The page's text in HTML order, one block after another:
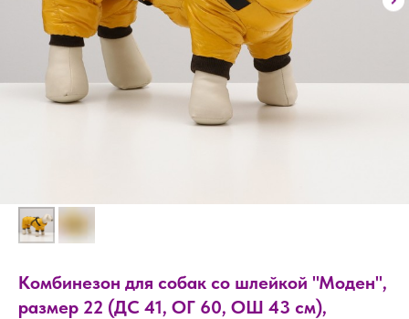
Комбинезон для собак со шлейкой "Моден",
размер 22 (ДС 41, ОГ 60, ОШ 43 см),